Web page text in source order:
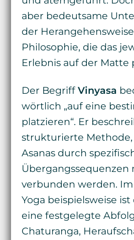
aber bedeutsame
der
Philosophie, die das
Erlebnis auf der Matte
Der Begriff Vinyasa
wörtlich „auf eine
platzieren“. Er
strukturierte Methode,
Asanas durch
Übergangssequenzen
verbunden werden.
Yoga beispielsweise ist
eine festgelegte
Chaturanga,